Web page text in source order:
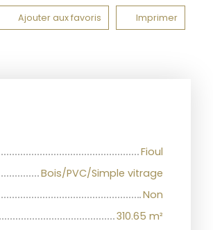
Ajouter aux favoris Imprimer
Fioul
Bois/PVC/Simple vitrage
Non
310.65 m²